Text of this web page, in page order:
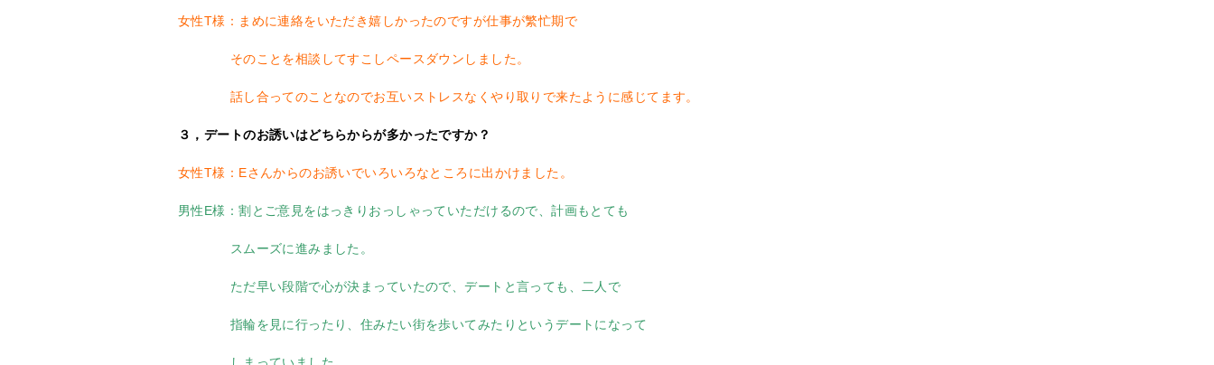
女性T様：まめに連絡をいただき嬉しかったのですが仕事が繁忙期で
そのことを相談してすこしペースダウンしました。
話し合ってのことなのでお互いストレスなくやり取りで来たように感じてます。
３，デートのお誘いはどちらからが多かったですか？
女性T様：Eさんからのお誘いでいろいろなところに出かけました。
男性E様：割とご意見をはっきりおっしゃっていただけるので、計画もとても
スムーズに進みました。
ただ早い段階で心が決まっていたので、デートと言っても、二人で
指輪を見に行ったり、住みたい街を歩いてみたりというデートになって